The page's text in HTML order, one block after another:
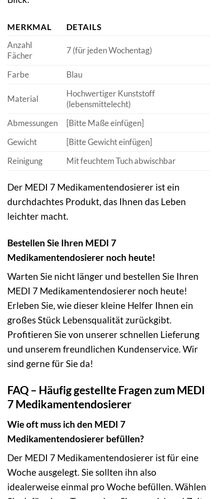
MERKMAL
DETAILS
Anzahl
Fächer
7 (für jeden Wochentag)
Farbe Blau
Material
Hochwertiger Kunststoff
(lebensmittelecht)
Abmessungen
[Bitte Maße einfügen]
Gewicht
[Bitte Gewicht einfügen]
Reinigung
Mit feuchtem Tuch abwischbar
Der MEDI 7 Medikamentendosierer ist ein
durchdachtes Produkt, das Ihnen das Leben
leichter macht.
Bestellen Sie Ihren MEDI 7
Medikamentendosierer noch heute!
Warten Sie nicht länger und bestellen Sie Ihren
MEDI 7 Medikamentendosierer noch heute!
Erleben Sie, wie dieser kleine Helfer Ihnen ein
großes Stück Lebensqualität zurückgibt.
Profitieren Sie von unserer schnellen Lieferung
und unserem freundlichen Kundenservice. Wir
sind gerne für Sie da!
FAQ – Häufig gestellte Fragen zum MEDI
7 Medikamentendosierer
Wie oft muss ich den MEDI 7
Medikamentendosierer befüllen?
Der MEDI 7 Medikamentendosierer ist für eine
Woche ausgelegt. Sie sollten ihn also
idealerweise einmal pro Woche befüllen. Wählen